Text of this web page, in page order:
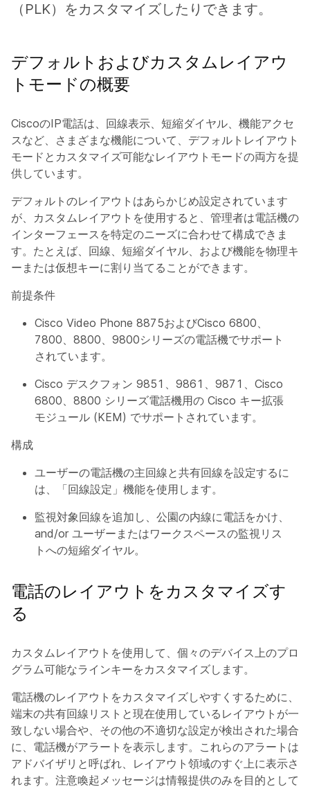
（PLK）をカスタマイズしたりできます。
デフォルトおよびカスタムレイアウ
トモードの概要
CiscoのIP電話は、回線表示、短縮ダイヤル、機能アクセ
スなど、さまざまな機能について、デフォルトレイアウト
モードとカスタマイズ可能なレイアウトモードの両方を提
供しています。
デフォルトのレイアウトはあらかじめ設定されています
が、カスタムレイアウトを使用すると、管理者は電話機の
インターフェースを特定のニーズに合わせて構成できま
す。たとえば、回線、短縮ダイヤル、および機能を物理キ
ーまたは仮想キーに割り当てることができます。
前提条件
Cisco Video Phone 8875およびCisco 6800、
7800、8800、9800シリーズの電話機でサポート
されています。
Cisco デスクフォン 9851、9861、9871、Cisco
6800、8800 シリーズ電話機用の Cisco キー拡張
モジュール (KEM) でサポートされています。
構成
ユーザーの電話機の主回線と共有回線を設定するに
は、「回線設定」機能を使用します。
監視対象回線を追加し、公園の内線に電話をかけ、
and/or ユーザーまたはワークスペースの監視リス
トへの短縮ダイヤル。
電話のレイアウトをカスタマイズす
る
カスタムレイアウトを使用して、個々のデバイス上のプロ
グラム可能なラインキーをカスタマイズします。
電話機のレイアウトをカスタマイズしやすくするために、
端末の共有回線リストと現在使用しているレイアウトが一
致しない場合や、その他の不適切な設定が検出された場合
に、電話機がアラートを表示します。これらのアラートは
アドバイザリと呼ばれ、レイアウト領域のすぐ上に表示さ
れます。注意喚起メッセージは情報提供のみを目的として